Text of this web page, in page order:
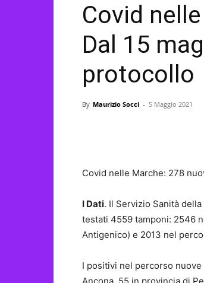
Covid
Dal 15
protocollo
By Maurizio Socci - 5 Maggio 2021
Covid nelle Marche: 278
I Dati. Il Servizio Sanità
testati 4559 tamponi: 2546
Antigenico) e 2013 nel
I positivi nel percorso